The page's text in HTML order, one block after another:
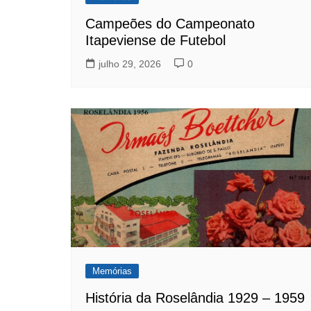
Campeões do Campeonato
Itapeviense de Futebol
julho 29, 2026 0
Memórias
História da Roselândia 1929 – 1959